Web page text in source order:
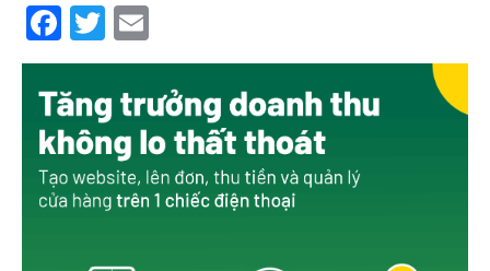
F
a
c
e
b
o
T
w
itt
er
m
ail